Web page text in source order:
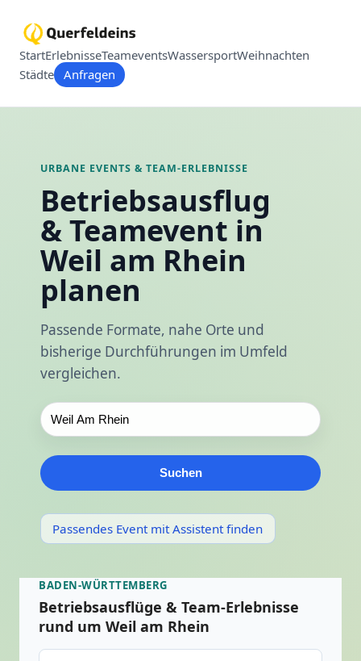
StartErlebnisseTeameventsWassersportWeihnachten
Städte Anfragen
URBANE EVENTS & TEAM-ERLEBNISSE
Betriebsausflug
& Teamevent in
Weil am Rhein
planen
Passende Formate, nahe Orte und
bisherige Durchführungen im Umfeld
vergleichen.
Suchen
Passendes Event mit Assistent finden
BADEN-WÜRTTEMBERG
Betriebsausflüge & Team-Erlebnisse
rund um Weil am Rhein